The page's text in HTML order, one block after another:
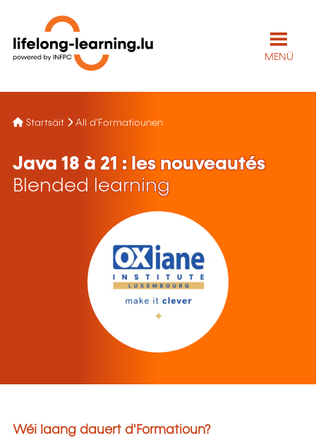
MENÜ
Startsäit All d'Formatiounen
Java 18 à 21 : les nouveautés
Blended learning
Wéi laang dauert d'Formatioun?